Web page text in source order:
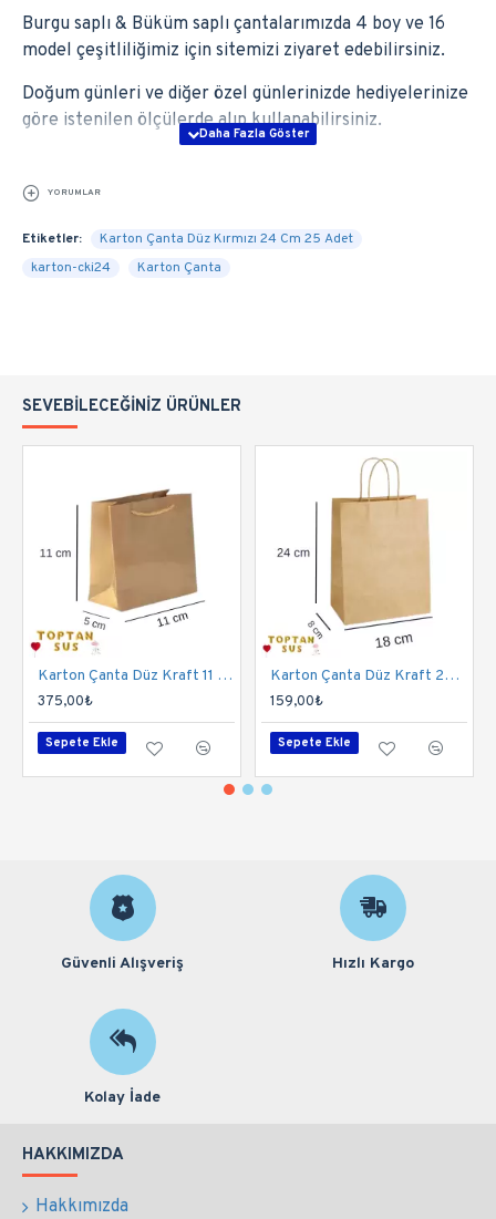
Burgu saplı & Büküm saplı çantalarımızda 4 boy ve 16
model çeşitliliğimiz için sitemizi ziyaret edebilirsiniz.
Doğum günleri ve diğer özel günlerinizde hediyelerinize
göre istenilen ölçülerde alıp kullanabilirsiniz.
YORUMLAR
Etiketler:
Karton Çanta Düz Kırmızı 24 Cm 25 Adet
karton-cki24
Karton Çanta
SEVEBILECEĞINIZ ÜRÜNLER
Karton Çanta Düz Kraft 11 Cm 50 Adet
375,00₺
Sepete Ekle
Karton Çanta Düz Kraft 24 Cm 25'li
159,00₺
Sepete Ekle
Güvenli Alışveriş Hızlı Kargo
Kolay İade
HAKKIMIZDA
Hakkımızda